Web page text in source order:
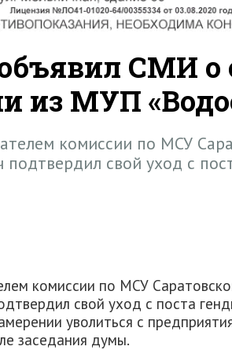
СМИ о
из МУП
комиссии по МСУ
подтвердил свой уход с
комиссии по МСУ
свой уход с поста
уволиться с
заседания думы.